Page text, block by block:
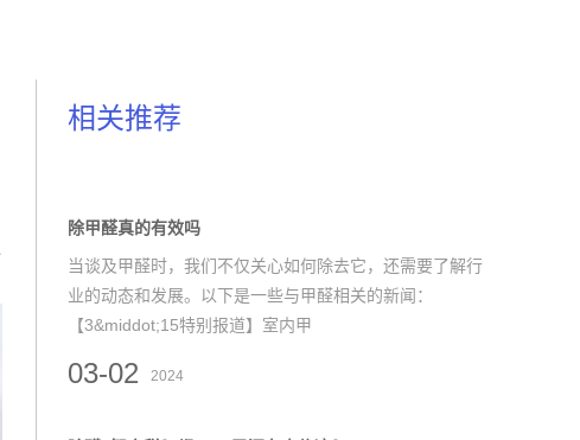
相关推荐
除甲醛真的有效吗
当谈及甲醛时，我们不仅关心如何除去它，还需要了解行
业的动态和发展。以下是一些与甲醛相关的新闻：
【3&middot;15特别报道】室内甲
03-02 2024